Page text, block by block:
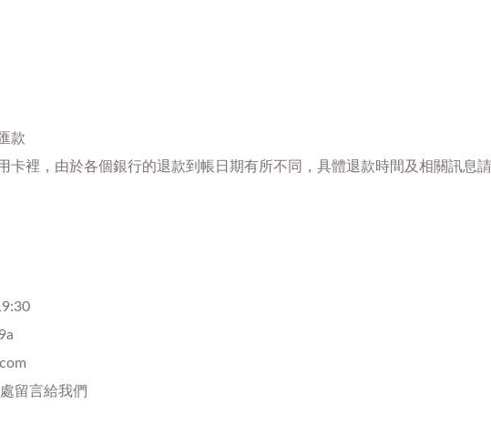
款
卡裡，由於各個銀行的退款到帳日期有所不同，具體退款時間及相關訊息
留言給我們